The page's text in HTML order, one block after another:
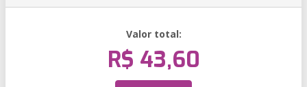
Valor total:
R$ 43,60